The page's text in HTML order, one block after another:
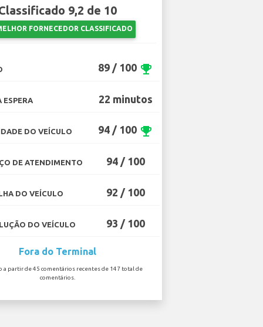
9,2 de 10
FORNECEDOR CLASSIFICADO
89 / 100 emoji_events
ESPERA 22 minutos
DO VEÍCULO 94 / 100 emoji_events
DE ATENDIMENTO 94 / 100
DO VEÍCULO 92 / 100
DO VEÍCULO 93 / 100
Fora do Terminal
a partir de 45 comentários recentes de 147 total de
comentários.